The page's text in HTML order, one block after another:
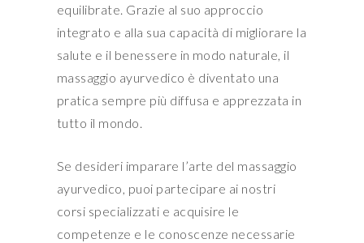
equilibrate. Grazie al suo approccio
integrato e alla sua capacità di migliorare la
salute e il benessere in modo naturale, il
massaggio ayurvedico è diventato una
pratica sempre più diffusa e apprezzata in
tutto il mondo.
Se desideri imparare l’arte del massaggio
ayurvedico, puoi partecipare ai nostri
corsi specializzati e acquisire le
competenze e le conoscenze necessarie